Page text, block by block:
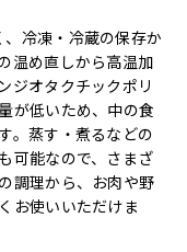
冷凍・冷蔵の保存か
温め直しから高温加
ジオタクチックポリ
が低いため、中の食
。蒸す・煮るなどの
可能なので、さまざ
調理から、お肉や野
お使いいただけま